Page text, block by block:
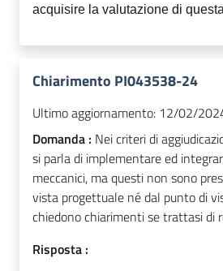
acquisire la valutazione di
Chiarimento PI043538-24
Ultimo aggiornamento: 12/02/
Domanda : Nei criteri di
si parla di implementare ed
meccanici, ma questi non sono
vista progettuale né dal punto di
chiedono chiarimenti se trattasi di
Risposta :